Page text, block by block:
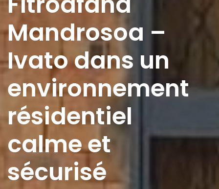
Mandrosoa –
Ivato dans un
environnement
résidentiel
calme et
sécurisé